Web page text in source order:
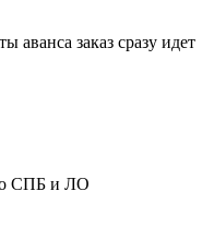
аванса заказ сразу идет
СПБ и ЛО